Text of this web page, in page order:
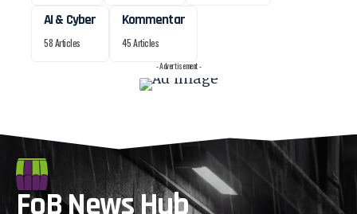
AI & Cyber
58 Articles
Kommentar
45 Articles
- Advertisement -
FoB News Hub